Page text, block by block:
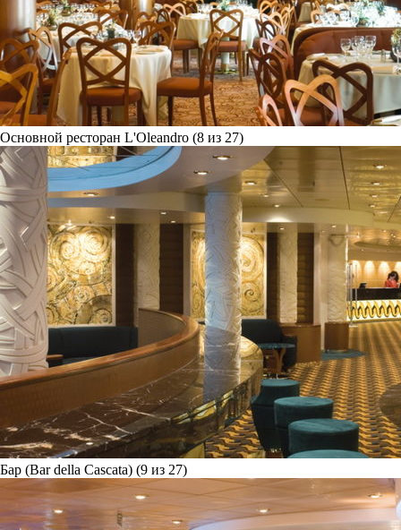
Основной ресторан L'Oleandro (8 из 27)
Бар (Bar della Cascata) (9 из 27)